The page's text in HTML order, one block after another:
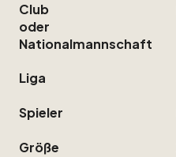
Club
oder
Nationalmannschaft
Liga
Spieler
Größe